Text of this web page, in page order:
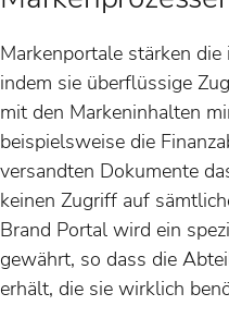
Markenportale stärken
indem sie überflüssige
mit den Markeninhalten
beispielsweise die
versandten Dokumente
keinen Zugriff auf
Brand Portal wird ein
gewährt, so dass die
erhält, die sie wirklich